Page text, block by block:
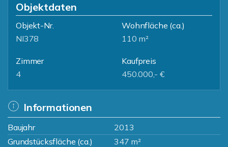
Objektdaten
Objekt-Nr.
NI378
Wohnfläche (ca.)
110 m²
Zimmer
4
Kaufpreis
450.000,- €
Informationen
Baujahr
2013
Grundstücksfläche (ca.)
347 m²